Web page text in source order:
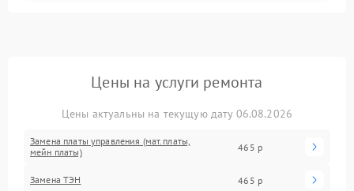
Цены на услуги ремонта
Цены актуальны на текущую дату 06.08.2026
Замена платы управления (мат.платы,
мейн платы)
465 р
Замена ТЭН 465 р